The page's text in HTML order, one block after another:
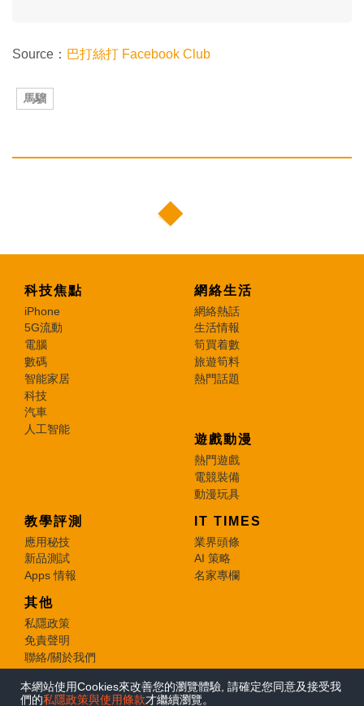
Source： 巴打絲打 Facebook Club
馬騮
科技焦點
iPhone
5G流動
電腦
數碼
智能家居
科技
汽車
人工智能
網絡生活
網絡熱話
生活情報
筍買着數
旅遊筍料
熱門話題
遊戲動漫
熱門遊戲
電競裝備
動漫玩具
教學評測
應用秘技
新品測試
Apps 情報
IT TIMES
業界頭條
AI 策略
名家專欄
其他
私隱政策
免責聲明
聯絡/關於我們
© 2026 e-zone. All Rights Reserved.
本網站使用Cookies來改善您的瀏覽體驗, 請確定您同意及接受我
們的私隱政策與使用條款才繼續瀏覽。